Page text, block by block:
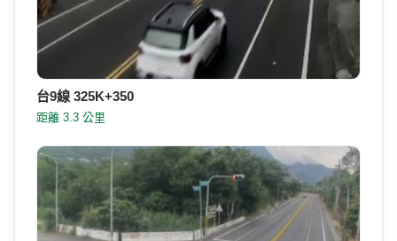
台9線 331K+550
距離 2.7 公里